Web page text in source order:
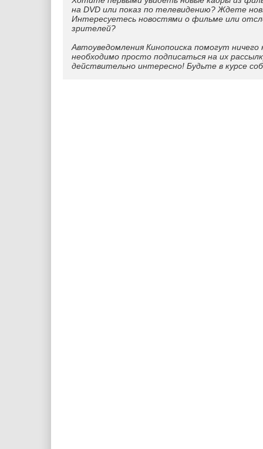
на DVD или показ по телевидению? Ждете
Интересуетесь новостями о фильме или
зрителей?
Автоуведомления Кинопоиска помогут
необходимо просто подписаться на их
действительно интересно! Будьте в курсе